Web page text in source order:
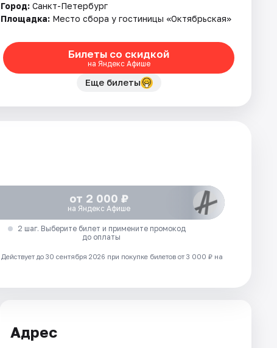
Город: Санкт-Петербург
Площадка: Место сбора у гостиницы «Октябрьская»
Билеты со скидкой
на Яндекс Афише
Еще билеты
от 2 000 ₽
на Яндекс Афише
2 шаг. Выберите билет и примените промокод
до оплаты
Действует до 30 сентября 2026 при покупке билетов от 3 000 ₽ на
Адрес